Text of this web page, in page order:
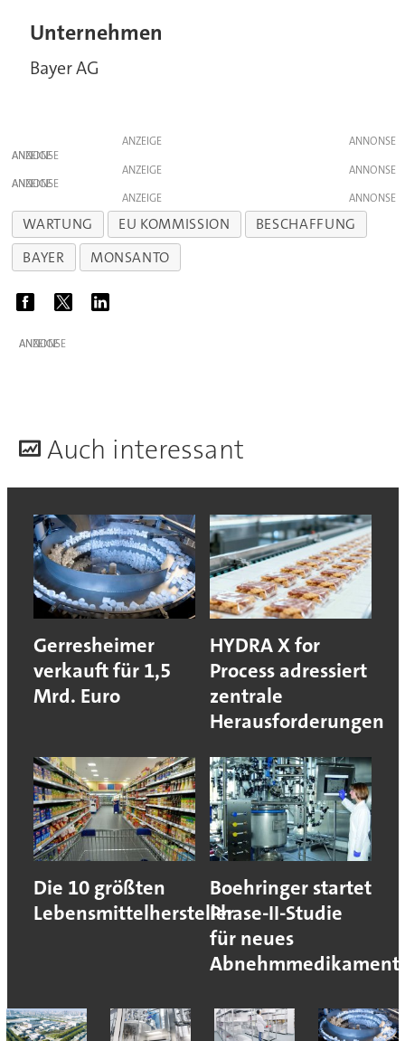
Unternehmen
Bayer AG
ANZEIGE
ANZEIGE
ANZEIGE
ANZEIGE
ANZEIGE
WARTUNG EU KOMMISSION
BESCHAFFUNG
BAYER
MONSANTO
ANZEIGE
Auch interessant
Gerresheimer
verkauft für 1,5
Mrd. Euro
HYDRA X for
Process adressiert
zentrale
Herausforderungen
Die 10 größten
Lebensmittelhersteller
Boehringer startet
Phase-II-Studie
für neues
Abnehmmedikament